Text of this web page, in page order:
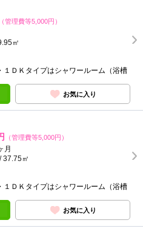
（管理費等5,000円）
㎡
ＤＫタイプはシャワールーム（浴槽
お気に入り
（管理費等5,000円）
月
37.75㎡
ＤＫタイプはシャワールーム（浴槽
お気に入り